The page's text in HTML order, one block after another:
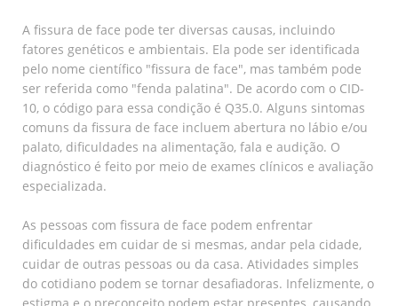
A fissura de face pode ter diversas causas, incluindo
fatores genéticos e ambientais. Ela pode ser identificada
pelo nome científico "fissura de face", mas também pode
ser referida como "fenda palatina". De acordo com o CID-
10, o código para essa condição é Q35.0. Alguns sintomas
comuns da fissura de face incluem abertura no lábio e/ou
palato, dificuldades na alimentação, fala e audição. O
diagnóstico é feito por meio de exames clínicos e avaliação
especializada.
As pessoas com fissura de face podem enfrentar
dificuldades em cuidar de si mesmas, andar pela cidade,
cuidar de outras pessoas ou da casa. Atividades simples
do cotidiano podem se tornar desafiadoras. Infelizmente, o
estigma e o preconceito podem estar presentes, causando